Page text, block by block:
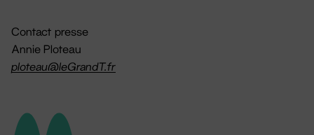
Contact presse
Annie Ploteau
ploteau@leGrandT.fr